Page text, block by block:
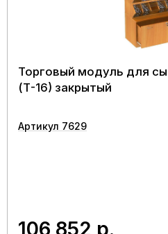
Торговый модуль для
(Т-16) закрытый
Артикул 7629
106 852 р.